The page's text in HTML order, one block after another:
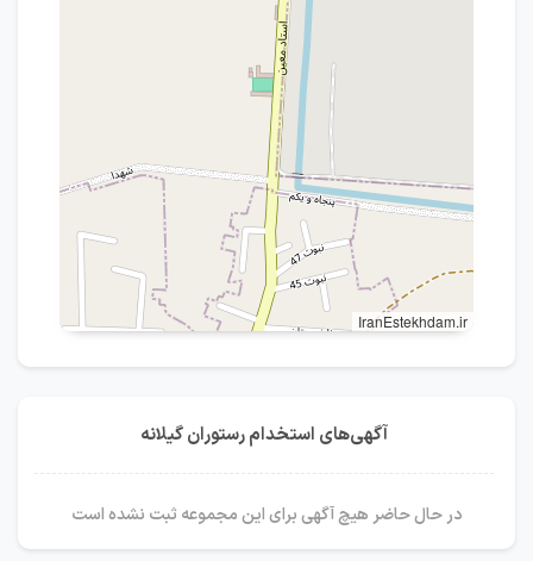
IranEstekhdam.ir
آگهی‌های استخدام رستوران گیلانه
در حال حاضر هیچ آگهی برای این مجموعه ثبت نشده است